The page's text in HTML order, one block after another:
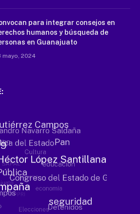
para integrar consejos en
humanos y búsqueda de
en Guanajuato
mayo, 2024